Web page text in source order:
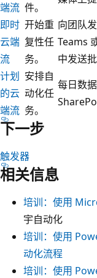
端流 件。
即时
云端
流
开始重
复性任
务。
向团队
Teams
中发送批
计划
的云
端流
安排自
动化任
务。
每日数
下一步
触发器
相关信息
培训：使用
宇自动化
培训：使用
动化流程
培训：使用